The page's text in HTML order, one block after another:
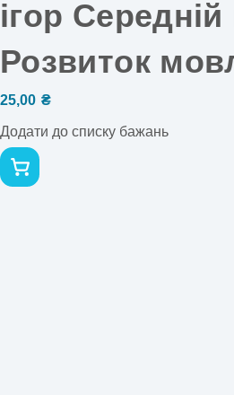
ігор Середній
Розвиток
25,00 ₴
Додати до списку бажань